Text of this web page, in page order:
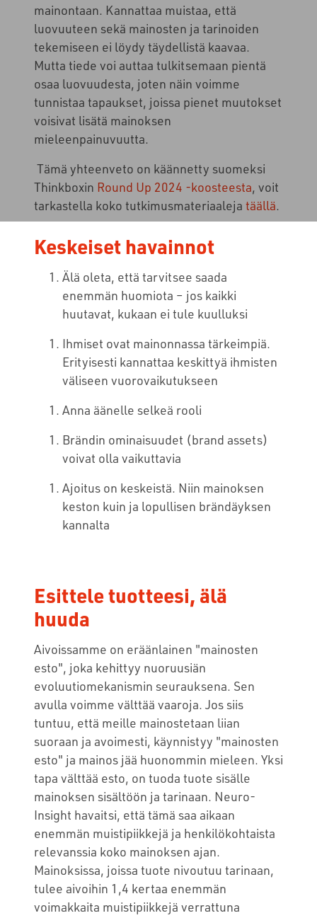
mainontaan. Kannattaa muistaa, että
luovuuteen sekä mainosten ja tarinoiden
tekemiseen ei löydy täydellistä kaavaa.
Mutta tiede voi auttaa tulkitsemaan pientä
osaa luovuudesta, joten näin voimme
tunnistaa tapaukset, joissa pienet muutokset
voisivat lisätä mainoksen
mieleenpainuvuutta.
Tämä yhteenveto on käännetty suomeksi
Thinkboxin Round Up 2024 -koosteesta, voit
tarkastella koko tutkimusmateriaaleja täällä.
Keskeiset havainnot
Älä oleta, että tarvitsee saada
enemmän huomiota – jos kaikki
huutavat, kukaan ei tule kuulluksi
Ihmiset ovat mainonnassa tärkeimpiä.
Erityisesti kannattaa keskittyä ihmisten
väliseen vuorovaikutukseen
Anna äänelle selkeä rooli
Brändin ominaisuudet (brand assets)
voivat olla vaikuttavia
Ajoitus on keskeistä. Niin mainoksen
keston kuin ja lopullisen brändäyksen
kannalta
Esittele tuotteesi, älä
huuda
Aivoissamme on eräänlainen "mainosten
esto", joka kehittyy nuoruusiän
evoluutiomekanismin seurauksena. Sen
avulla voimme välttää vaaroja. Jos siis
tuntuu, että meille mainostetaan liian
suoraan ja avoimesti, käynnistyy "mainosten
esto" ja mainos jää huonommin mieleen. Yksi
tapa välttää esto, on tuoda tuote sisälle
mainoksen sisältöön ja tarinaan. Neuro-
Insight havaitsi, että tämä saa aikaan
enemmän muistipiikkejä ja henkilökohtaista
relevanssia koko mainoksen ajan.
Mainoksissa, joissa tuote nivoutuu tarinaan,
tulee aivoihin 1,4 kertaa enemmän
voimakkaita muistipiikkejä verrattuna